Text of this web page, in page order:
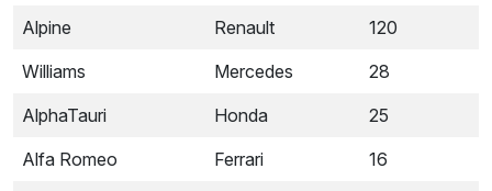
Alpine
Renault
120
Williams
Mercedes
28
AlphaTauri
Honda
25
Alfa Romeo
Ferrari
16